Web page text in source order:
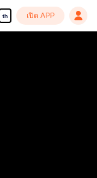
th เปิด APP